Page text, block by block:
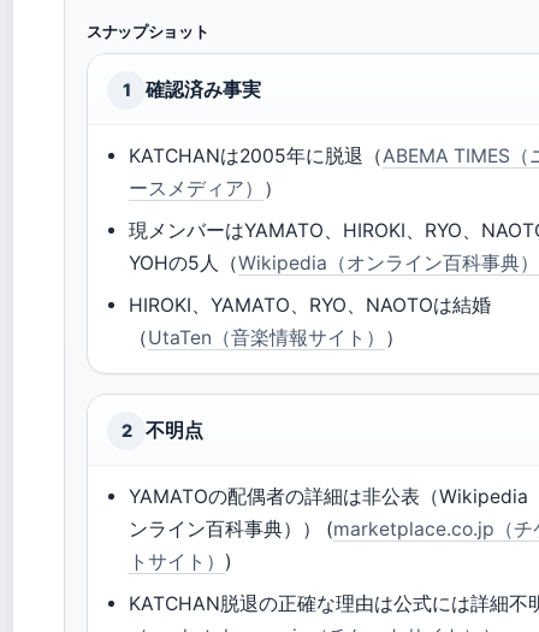
スナップショット
1 確認済み事実
KATCHANは2005年に脱退（ABEMA TIMES（
ースメディア） ）
現メンバーはYAMATO、HIROKI、RYO、
YOHの5人（Wikipedia（オンライン百科事典）
HIROKI、YAMATO、RYO、NAOTOは結婚
（UtaTen（音楽情報サイト） ）
2 不明点
YAMATOの配偶者の詳細は非公表（Wikipedia
ンライン百科事典）） (marketplace.co.jp（チ
トサイト） )
KATCHAN脱退の正確な理由は公式には詳細不